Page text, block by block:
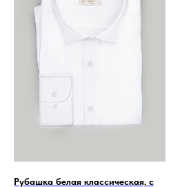
Рубашка белая классическая, с